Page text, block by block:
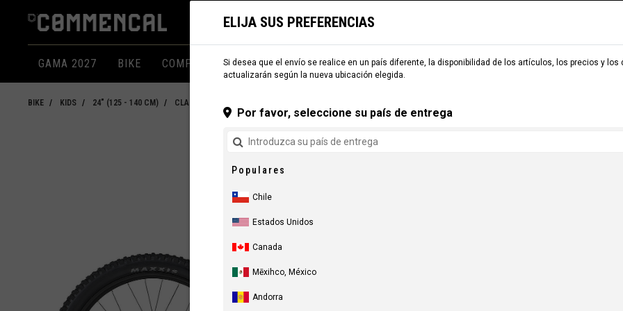
ELIJA SUS PREFERENCIAS
Si desea que el envío se realice en un país diferente, la disponibilidad de los artículos, los precios y
actualizarán según la nueva ubicación elegida.
Por favor, seleccione su país de entrega
Populares
Chile
Estados Unidos
Canada
Mēxihco, México
Andorra
GAMA 2027 BIKE COMPONENTES INDUMENTARIA ESQUÍ COMMENCAL WORLD B2B
BIKE KIDS 24" (125 - 140 CM) CLASH 24"